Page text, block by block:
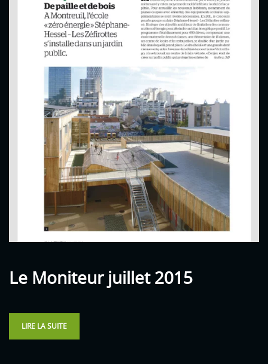
Le Moniteur juillet 2015
LIRE LA SUITE